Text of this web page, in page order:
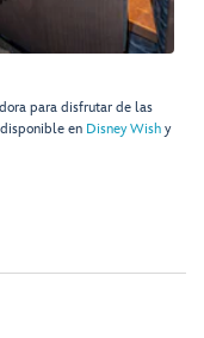
para disfrutar de las
en Disney Wish y